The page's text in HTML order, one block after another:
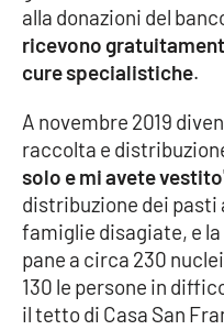
LOCALI
Catanzaro
Crotone
Vibo Valentia
Reggio Calabria
Cosenza
alla donazioni del
ricevono
cure specialistiche.
A novembre 2019
raccolta e
solo e mi avete vestito
distribuzione dei pasti
famiglie disagiate, e
pane a circa 230
130 le persone in
il tetto di Casa San